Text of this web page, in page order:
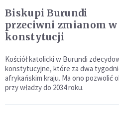
Biskupi Burundi
przeciwni zmianom w
konstytucji
Kościół katolicki w Burundi
konstytucyjne, które za dwa
afrykańskim kraju. Ma ono pozwolić
przy władzy do 2034 roku.